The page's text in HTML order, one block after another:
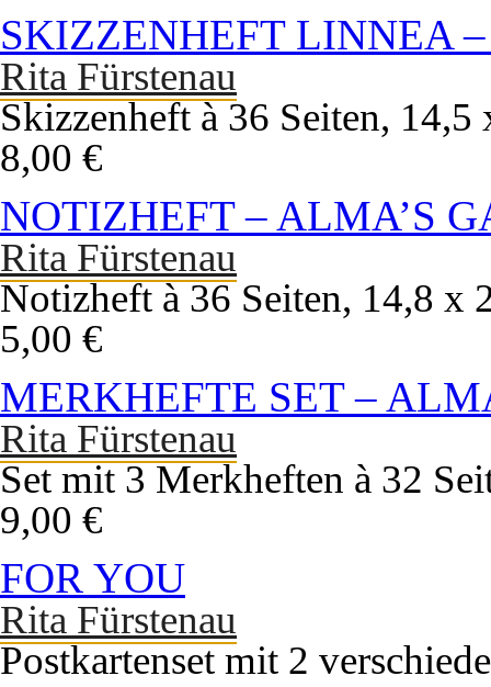
SKIZZENHEFT LINNEA
Rita Fürstenau
Skizzenheft à 36 Seiten,
8,00 €
NOTIZHEFT – ALMA’S
Rita Fürstenau
Notizheft à 36 Seiten, 14,8 x
5,00 €
MERKHEFTE SET –
Rita Fürstenau
Set mit 3 Merkheften à 32
9,00 €
FOR YOU
Rita Fürstenau
Postkartenset mit 2